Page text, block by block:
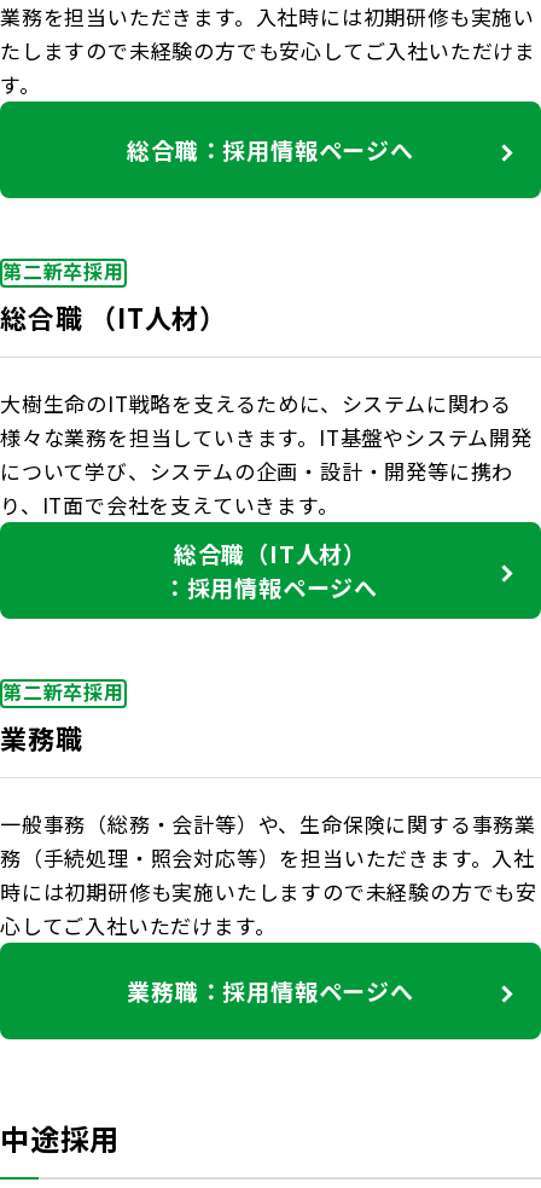
業務を担当いただきます。入社時には初期研修も実施い
たしますので未経験の方でも安心してご入社いただけま
す。
総合職：採用情報ページへ
第二新卒採用
総合職 （IT人材）
大樹生命のIT戦略を支えるために、システムに関わる
様々な業務を担当していきます。IT基盤やシステム開発
について学び、システムの企画・設計・開発等に携わ
り、IT面で会社を支えていきます。
総合職（IT人材）
：採用情報ページへ
第二新卒採用
業務職
一般事務（総務・会計等）や、生命保険に関する事務業
務（手続処理・照会対応等）を担当いただきます。入社
時には初期研修も実施いたしますので未経験の方でも安
心してご入社いただけます。
業務職：採用情報ページへ
中途採用